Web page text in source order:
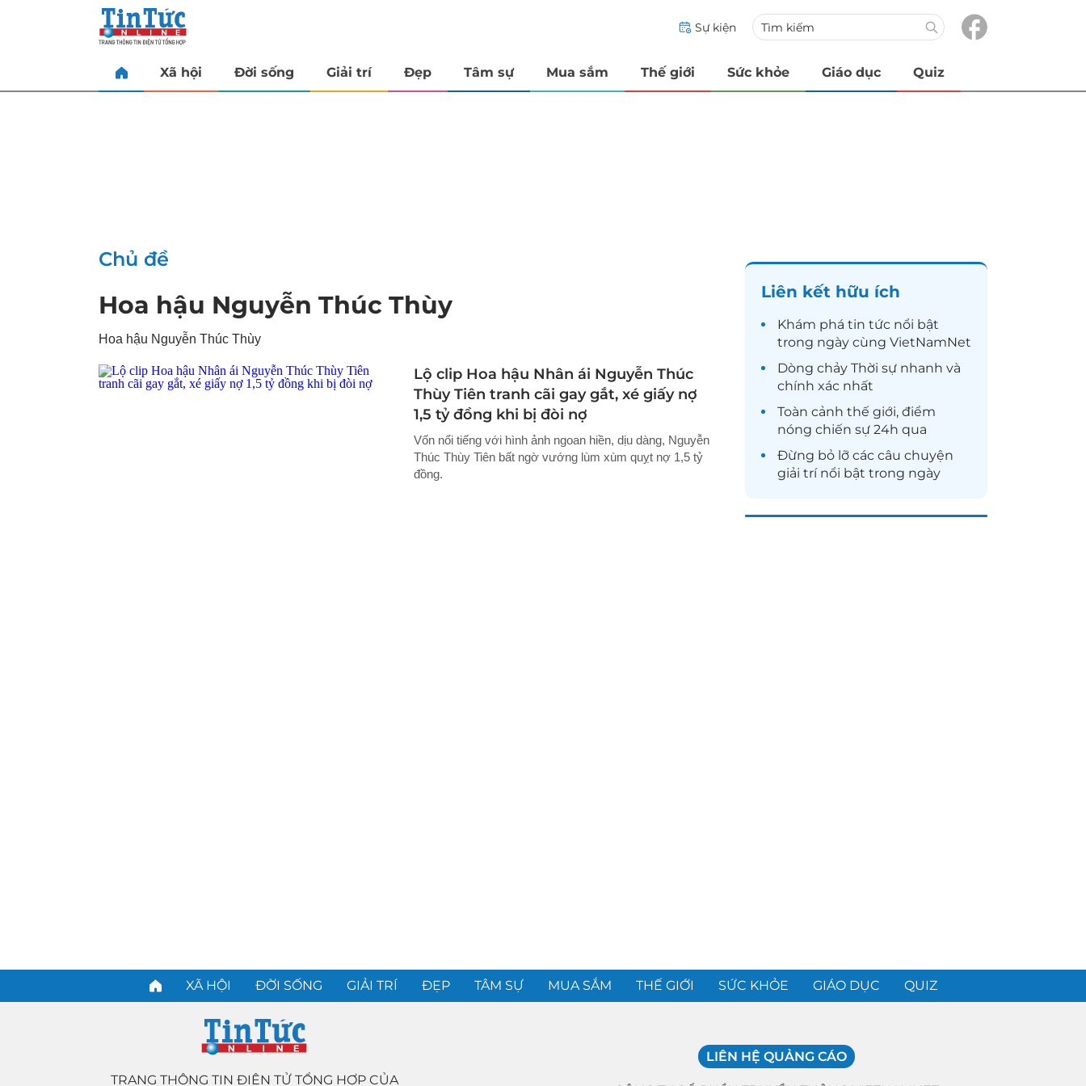
Sự kiện
Xã hội Đời sống Giải trí Đẹp Tâm sự Mua sắm Thế giới Sức khỏe Giáo dục Quiz
Chủ đề
Hoa hậu Nguyễn Thúc Thùy
Hoa hậu Nguyễn Thúc Thùy
Lộ clip Hoa hậu Nhân ái Nguyễn Thúc
Thùy Tiên tranh cãi gay gắt, xé giấy nợ
1,5 tỷ đồng khi bị đòi nợ
Vốn nổi tiếng với hình ảnh ngoan hiền, dịu dàng, Nguyễn
Thúc Thùy Tiên bất ngờ vướng lùm xùm quỵt nợ 1,5 tỷ
đồng.
Liên kết hữu ích
Khám phá tin tức nổi bật
trong ngày cùng VietNamNet
Dòng chảy Thời sự nhanh và
chính xác nhất
Toàn cảnh thế giới, điểm
nóng chiến sự 24h qua
Đừng bỏ lỡ các câu chuyện
giải trínổi bật trong ngày
XÃ HỘI ĐỜI SỐNG GIẢI TRÍ ĐẸP TÂM SỰ MUA SẮM THẾ GIỚI SỨC KHỎE GIÁO DỤC QUIZ
TRANG THÔNG TIN ĐIỆN TỬ TỔNG HỢP CỦA
LIÊN HỆ QUẢNG CÁO